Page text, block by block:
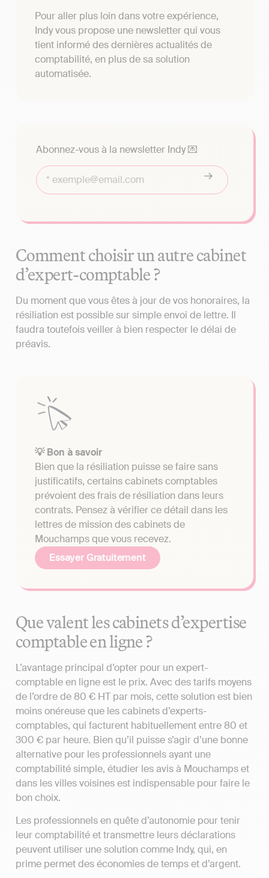
Pour aller plus loin dans votre expérience,
Indy vous propose une newsletter qui vous
tient informé des dernières actualités de
comptabilité, en plus de sa solution
automatisée.
Abonnez-vous à la newsletter Indy 💌
Comment choisir un autre cabinet
d’expert-comptable ?
Du moment que vous êtes à jour de vos honoraires, la
résiliation est possible sur simple envoi de lettre. Il
faudra toutefois veiller à bien respecter le délai de
préavis.
💡 Bon à savoir
Bien que la résiliation puisse se faire sans
justificatifs, certains cabinets comptables
prévoient des frais de résiliation dans leurs
contrats. Pensez à vérifier ce détail dans les
lettres de mission des cabinets de
Mouchamps que vous recevez.
Essayer Gratuitement
Que valent les cabinets d’expertise
comptable en ligne ?
L’avantage principal d’opter pour un expert-
comptable en ligne est le prix. Avec des tarifs moyens
de l’ordre de 80 € HT par mois, cette solution est bien
moins onéreuse que les cabinets d’experts-
comptables, qui facturent habituellement entre 80 et
300 € par heure. Bien qu’il puisse s’agir d’une bonne
alternative pour les professionnels ayant une
comptabilité simple, étudier les avis à Mouchamps et
dans les villes voisines est indispensable pour faire le
bon choix.
Les professionnels en quête d’autonomie pour tenir
leur comptabilité et transmettre leurs déclarations
peuvent utiliser une solution comme Indy, qui, en
prime permet des économies de temps et d’argent.